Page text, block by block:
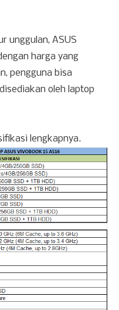
unggulan, ASUS
harga yang
pengguna bisa
oleh laptop
lengkapnya.